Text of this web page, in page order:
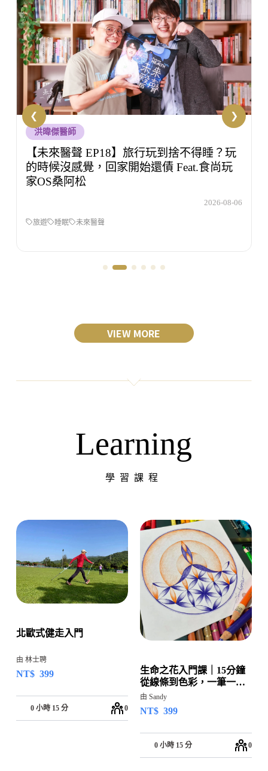
生技人知初
【生技人知初 EP53】壓力大但不知道該怎
麼辦，你有試過諮商嗎？Feat.洪培芸臨床心
理師
2026-08-05
生技人之初 洪培芸
VIEW MORE
Learning
學習課程
北歐式健走入門
由 林士聘
NT$ 399
0 小時 15 分 0
生命之花入門課｜15分鐘
從線條到色彩，一筆一畫
回到自己
由 Sandy
NT$ 399
0 小時 15 分 0